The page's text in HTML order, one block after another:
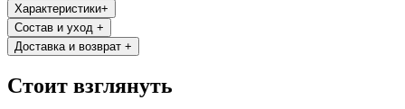
Характеристики+
Состав и уход +
Доставка и возврат +
Стоит взглянуть